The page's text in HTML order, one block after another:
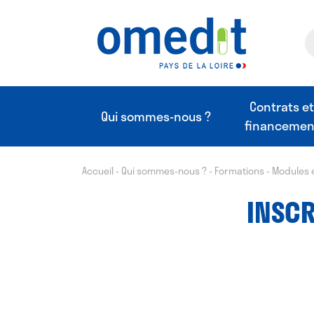
Qui sommes-nous ?
Contrats et
Accueil - Qui sommes-nous ?- Formations- Modules